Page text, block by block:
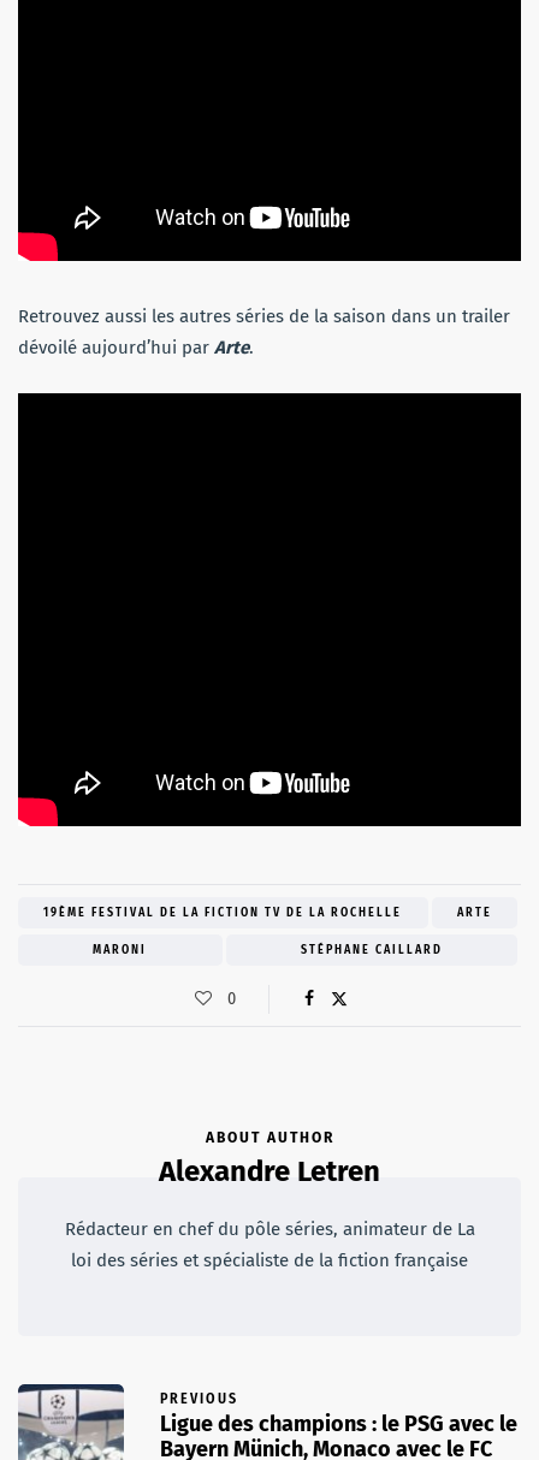
Retrouvez aussi les autres séries de la saison dans un trailer
dévoilé aujourd’hui par Arte.
19ÈME FESTIVAL DE LA FICTION TV DE LA ROCHELLE ARTE
MARONI STÉPHANE CAILLARD
0
ABOUT AUTHOR
Alexandre Letren
Rédacteur en chef du pôle séries, animateur de La
loi des séries et spécialiste de la fiction française
PREVIOUS
Ligue des champions : le PSG avec le
Bayern Münich, Monaco avec le FC